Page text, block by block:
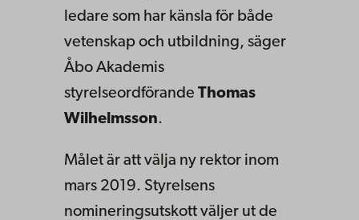
ledare som har känsla för både
vetenskap och utbildning, säger
Åbo Akademis
styrelseordförande Thomas
Wilhelmsson.
Målet är att välja ny rektor inom
mars 2019. Styrelsens
nomineringsutskott väljer ut de